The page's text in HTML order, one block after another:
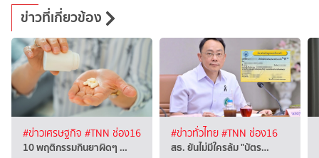
ข่าวที่เกี่ยวข้อง
#ข่าวเศรษฐกิจ #TNN ช่อง16
10 พฤติกรรมกินยาผิดๆ …
#ข่าวทั่วไทย#TNN ช่อง16
สธ. ยันไม่มีใครล้ม "บัตร…